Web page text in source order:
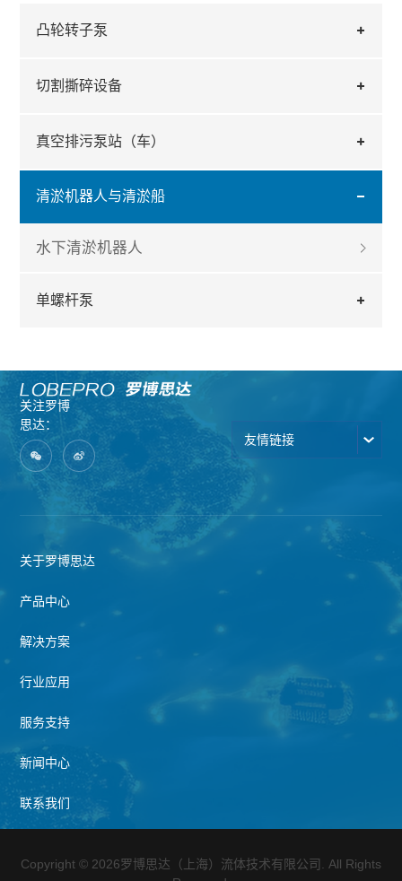
凸轮转子泵
切割撕碎设备
真空排污泵站（车）
清淤机器人与清淤船
水下清淤机器人
单螺杆泵
污染。搭载履带式水下清淤机器人与罗博思达凸轮转
限空间生态清淤标准化方案。
机清理大幅提升运维成本，难以满足长效治理需求。
道，操作人员在外部远程遥控，全程无需人员踏入有
器人配备高压冲刷组件，将板结淤泥打散稀释，形成
均匀固液混合浆料，便于后端稳定抽吸。
采用大通径通透流道，砂石、布条、结块淤泥均可顺
泵停机。转子泵具备 6-9 米超强真空自吸能力，无需
灌水干启动，深层浓淤泥可高效抽吸，高扬程适配长
沿途浊水扩散，避免水体二次生态污染。
场即可施工，相比人工清淤效率提升一倍以上。转子
泵支持正反转疏通管路淤积，在线快速维护，易损件
旧下水道、厂区污泥池全场景清淤工程。
随着国内水环境安全治理标准升级，无人化、低扰动
配专用转子泵成套系统兼顾作业安全、施工效率与环
的成套设备方案。
关注罗博
思达：
友情链接
关于罗博思达
产品中心
解决方案
行业应用
服务支持
新闻中心
联系我们
Copyright © 2026罗博思达（上海）流体技术有限公司. All Rights